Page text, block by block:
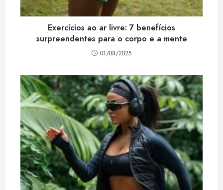
Exercícios ao ar livre: 7 benefícios
surpreendentes para o corpo e a mente
01/08/2025